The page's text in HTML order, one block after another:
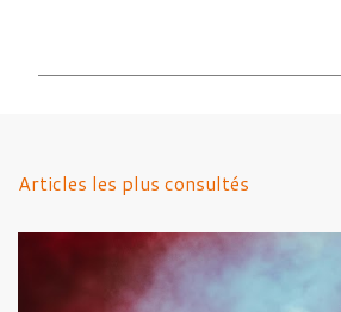
a
Articles les plus consultés